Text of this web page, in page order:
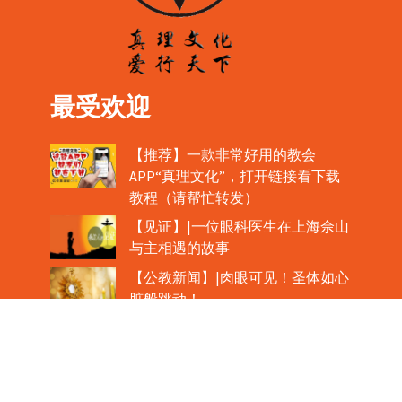
最受欢迎
【推荐】一款非常好用的教会
APP“真理文化”，打开链接看下载
教程（请帮忙转发）
【见证】|一位眼科医生在上海佘山
与主相遇的故事
【公教新闻】|肉眼可见！圣体如心
脏般跳动！